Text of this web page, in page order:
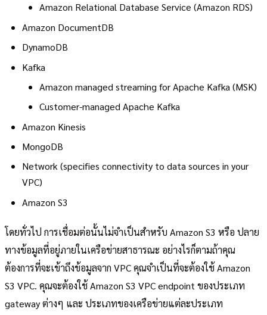
Amazon Relational Database Service (Amazon RDS)
Amazon DocumentDB
DynamoDB
Kafka
Amazon managed streaming for Apache Kafka (MSK)
Customer-managed Apache Kafka
Amazon Kinesis
MongoDB
Network (specifies connectivity to data sources in your
VPC)
Amazon S3
โดยทั่วไป การเชื่อมต่อนั้นไม่จำเป็นสำหรับ Amazon S3 หรือ ปลาย
ทางข้อมูลที่อยู่ภายในเครือข่ายสาธารณะ อย่างไรก็ตามถ้าคุณ
ต้องการที่จะเข้าถึงข้อมูลจาก VPC คุณจำเป็นที่จะต้องใช้ Amazon
S3 VPC. คุณจะต้องใช้ Amazon S3 VPC endpoint ของประเภท
gateway ต่างๆ และ ประเภทของเครือข่ายแต่ละประเภท